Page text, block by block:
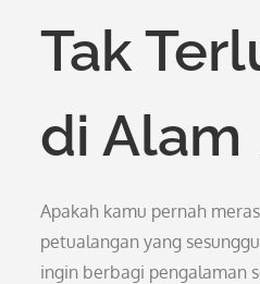
Tak
di Alam
Apakah kamu pernah
petualangan yang
ingin berbagi pengalaman